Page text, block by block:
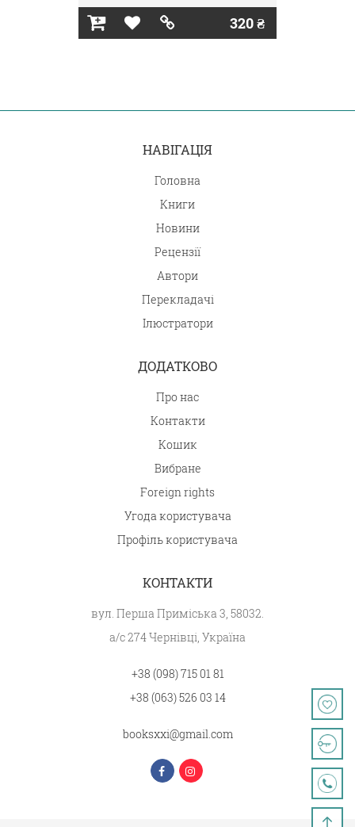
320 ₴
НАВІГАЦІЯ
Головна
Книги
Новини
Рецензії
Автори
Перекладачі
Ілюстратори
ДОДАТКОВО
Про нас
Контакти
Кошик
Вибране
Foreign rights
Угода користувача
Профіль користувача
КОНТАКТИ
вул. Перша Приміська 3, 58032.
а/с 274 Чернівці, Україна
+38 (098) 715 01 81
+38 (063) 526 03 14
booksxxi@gmail.com